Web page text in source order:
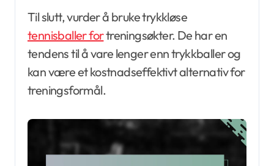
Til slutt, vurder å bruke trykkløse
tennisballer fortreningsøkter. De har en
tendens til å vare lenger enn trykkballer og
kan være et kostnadseffektivt alternativ for
treningsformål.